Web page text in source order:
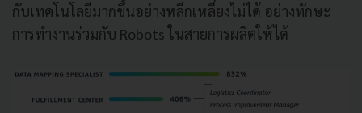
กับเทคโนโลยีมากขึ้นอย่างหลีกเหลี่ยงไม่ได้ อย่างทักษะ
การทำงานร่วมกับ Robotsในสายการผลิตให้ได้